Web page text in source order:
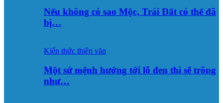
Nếu không có sao Mộc, Trái Đất có thể đã
bị…
Kiến thức thiên văn
Một sứ mệnh hướng tới lỗ đen thì sẽ trông
như…